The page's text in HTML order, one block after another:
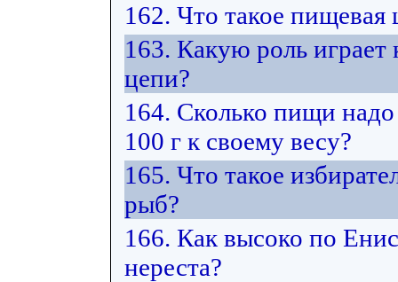
162. Что такое пищевая
163. Какую роль играет
цепи?
164. Сколько пищи
100 г к своему весу?
165. Что такое
рыб?
166. Как высоко по
нереста?